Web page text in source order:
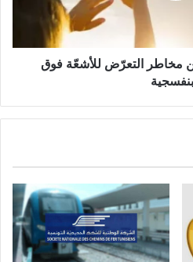
مخاطر التعرّض للأشعّة فوق